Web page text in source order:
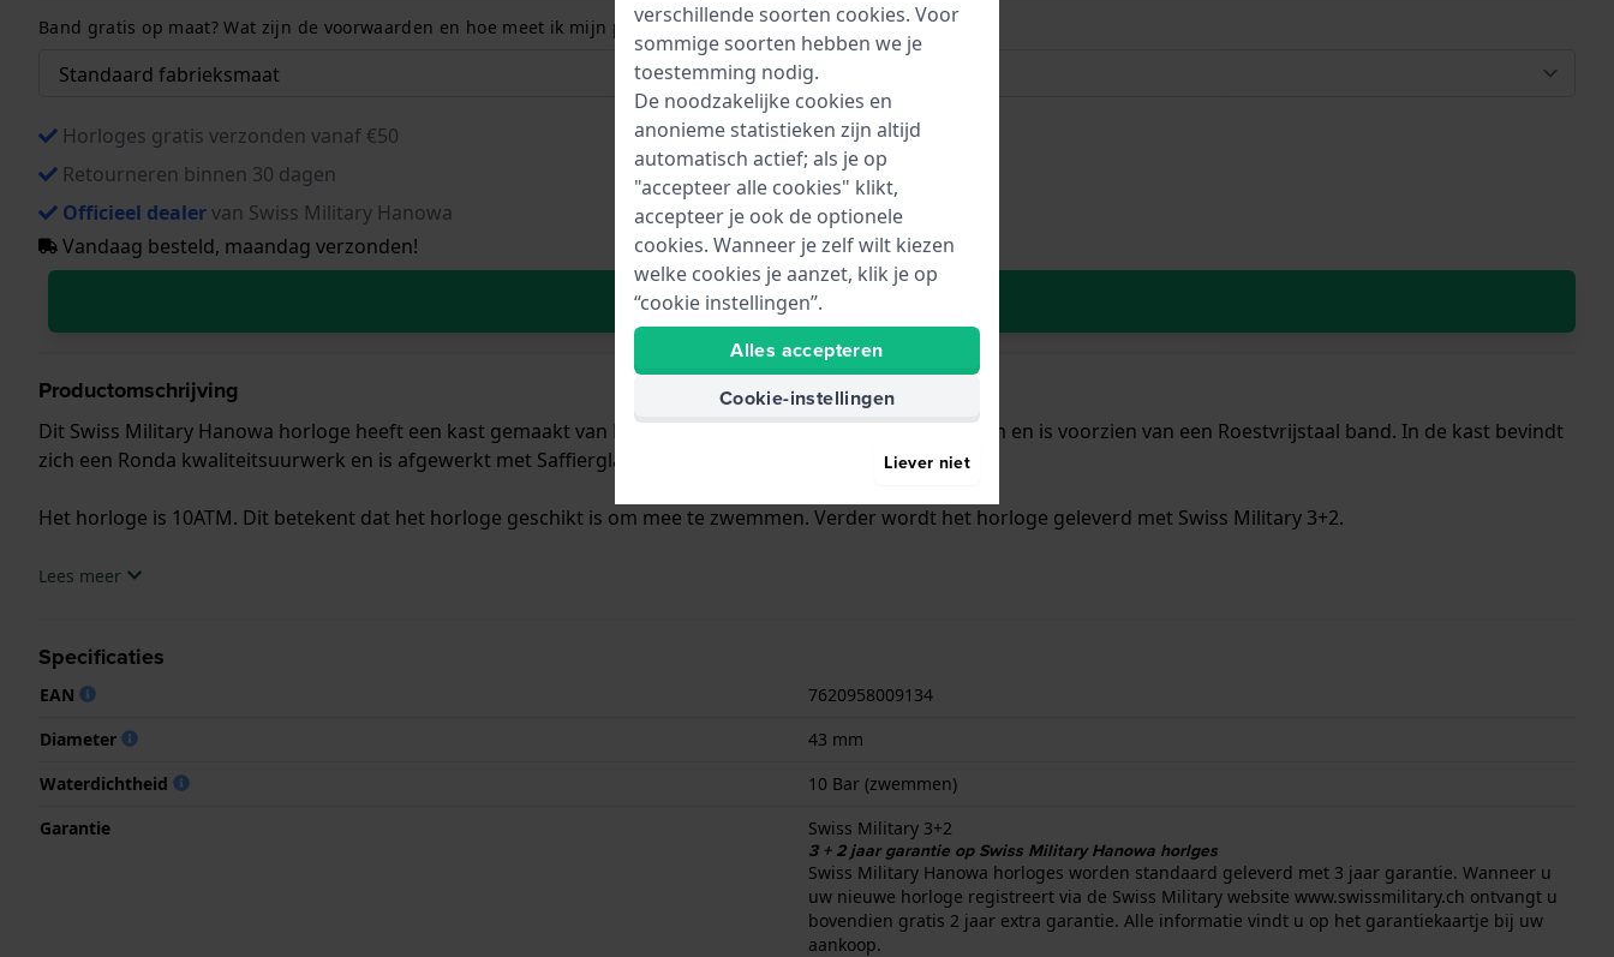
Band gratis op maat? Wat zijn de voorwaarden en hoe meet ik mijn polsmaat? Lees meer:
Horloges gratis verzonden vanaf €50
Retourneren binnen 30 dagen
Officieel dealervan Swiss Military Hanowa
Vandaag besteld, maandag verzonden!
In Winkelwagen
Productomschrijving
Dit Swiss Military Hanowa horloge heeft een kast gemaakt van Roestvrijstaal met een diameter van 43 mm en is voorzien van een Roestvrijstaal band. In de kast bevindt
zich een Ronda kwaliteitsuurwerk en is afgewerkt met Saffierglas.
Het horloge is 10ATM. Dit betekent dat het horloge geschikt is om mee te zwemmen. Verder wordt het horloge geleverd met Swiss Military 3+2.
.Lees meer
Specificaties
EAN
7620958009134
Diameter
43 mm
Waterdichtheid
10 Bar (zwemmen)
Garantie
Swiss Military 3+2
3 + 2 jaar garantie op Swiss Military Hanowa horlges
Swiss Military Hanowa horloges worden standaard geleverd met 3 jaar garantie. Wanneer u
uw nieuwe horloge registreert via de Swiss Military website www.swissmilitary.ch ontvangt u
bovendien gratis 2 jaar extra garantie. Alle informatie vindt u op het garantiekaartje bij uw
aankoop.
verschillende soorten cookies. Voor
sommige soorten hebben we je
toestemming nodig.
De noodzakelijke cookies en
anonieme statistieken zijn altijd
automatisch actief; als je op
"accepteer alle cookies" klikt,
accepteer je ook de optionele
cookies. Wanneer je zelf wilt kiezen
welke cookies je aanzet, klik je op
“cookie instellingen”.
Alles accepteren
Cookie-instellingen
Liever niet